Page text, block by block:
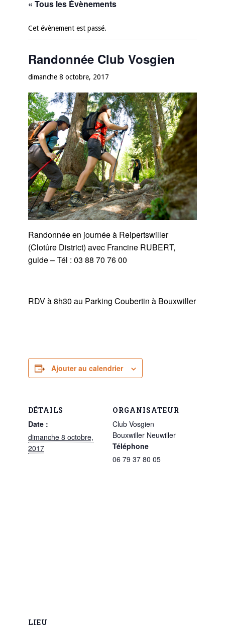
« Tous les Évènements
Cet évènement est passé.
Randonnée Club Vosgien
dimanche 8 octobre, 2017
Randonnée en journée à Reipertswiller
(Clotûre District) avec Francine RUBERT,
guide – Tél : 03 88 70 76 00
RDV à 8h30 au Parking Coubertin à Bouxwiller
Ajouter au calendrier
DÉTAILS
Date :
dimanche 8 octobre,
2017
ORGANISATEUR
Club Vosgien
Bouxwiller Neuwiller
Téléphone
06 79 37 80 05
LIEU